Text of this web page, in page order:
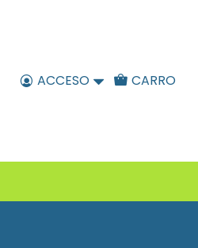
ACCESO CARRO